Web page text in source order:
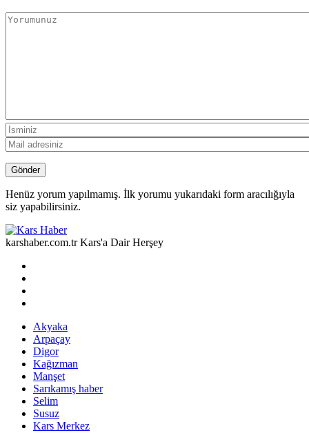
Henüz yorum yapılmamış. İlk yorumu yukarıdaki form aracılığıyla
siz yapabilirsiniz.
karshaber.com.tr Kars'a Dair Herşey
Akyaka
Arpaçay
Digor
Kağızman
Manşet
Sarıkamış haber
Selim
Susuz
Kars Merkez